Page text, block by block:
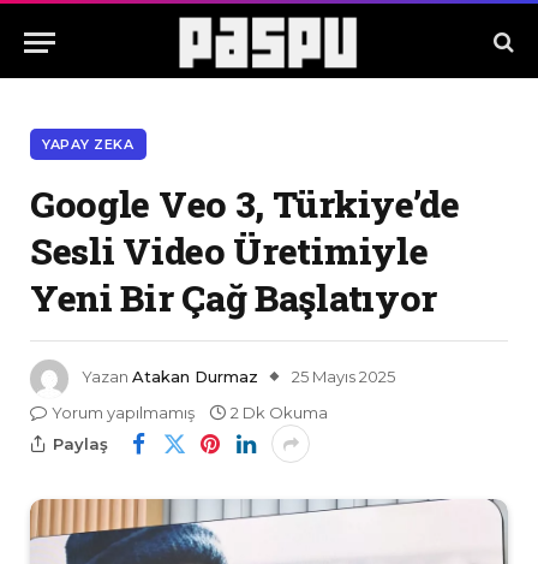
YAPAY ZEKA
Google Veo 3, Türkiye’de
Sesli Video Üretimiyle
Yeni Bir Çağ Başlatıyor
Yazan Atakan Durmaz
25 Mayıs 2025
Yorum yapılmamış
2 Dk Okuma
Paylaş